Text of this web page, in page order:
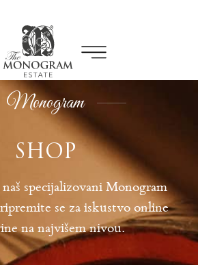
Monogram
SHOP
specijalizovani Monogram
se za iskustvo online
na najvišem nivou.